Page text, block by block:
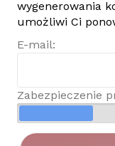
wygenerowania
umożliwi Ci
E-mail:
Zabezpieczenie